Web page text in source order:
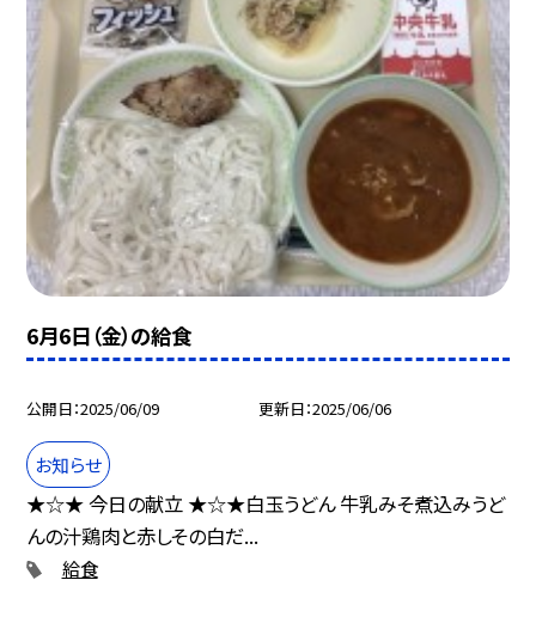
6月6日（金）の給食
公開日 2025/06/09 更新日 2025/06/06
お知らせ
★☆★ 今日の献立 ★☆★白玉うどん 牛乳みそ煮込みうど
んの汁鶏肉と赤しその白だ...
給食